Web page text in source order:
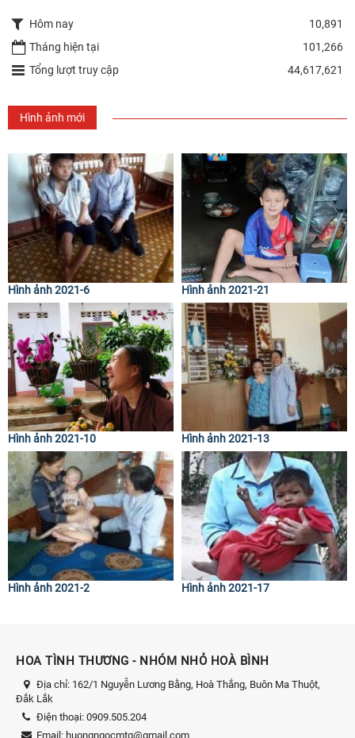
Hôm nay
10,891
Tháng hiện tại
101,266
Tổng lượt truy cập
44,617,621
Hình ảnh mới
Hình ảnh 2021-6 Hình ảnh 2021-21
Hình ảnh 2021-10 Hình ảnh 2021-13
Hình ảnh 2021-2 Hình ảnh 2021-17
HOA TÌNH THƯƠNG - NHÓM NHỎ HOÀ BÌNH
Địa chỉ: 162/1 Nguyễn Lương Bằng, Hoà Thắng, Buôn Ma Thuột,
Đắk Lắk
Điện thoại: 0909.505.204
Email: huongngocmtg@gmail.com